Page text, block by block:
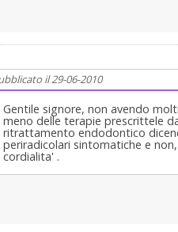
il 29-06-2010
Gentile signore, non avendo
meno delle terapie prescrittele
ritrattamento endodontico
periradicolari sintomatiche e
cordialita' .